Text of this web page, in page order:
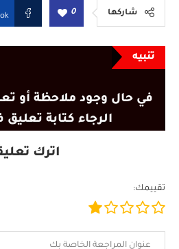
شاركها 0
تنبيه
في حال وجود ملاحظة أو
الرجاء كتابة
اترك
تقييمك: